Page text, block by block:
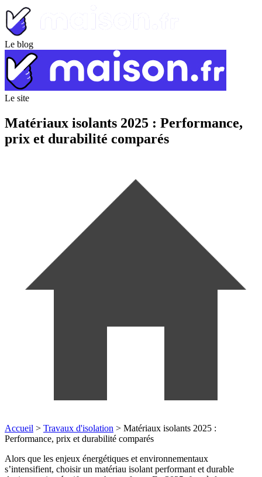
Le blog
Le site
Matériaux isolants 2025 : Performance,
prix et durabilité comparés
Accueil > Travaux d'isolation > Matériaux isolants 2025 :
Performance, prix et durabilité comparés
Alors que les enjeux énergétiques et environnementaux
s’intensifient, choisir un matériau isolant performant et durable